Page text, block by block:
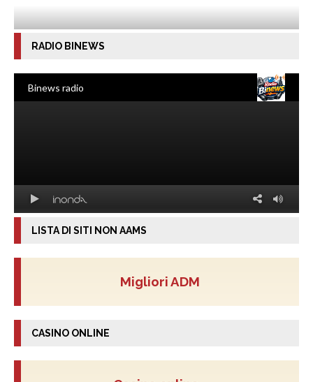
RADIO BINEWS
LISTA DI SITI NON AAMS
Migliori ADM
CASINO ONLINE